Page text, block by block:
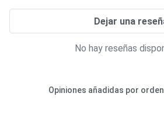
Dejar una
No hay reseñas
Opiniones añadidas por